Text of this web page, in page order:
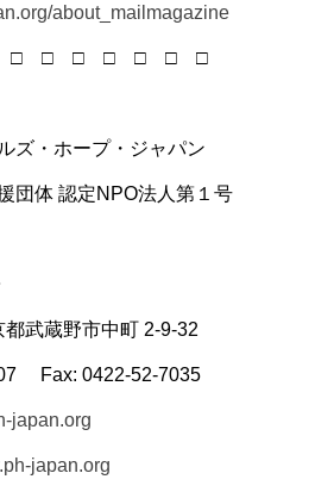
about_mailmagazine
□ □ □ □ □ □
・ホープ・ジャパン
体 認定NPO法人第１号
武蔵野市中町 2-9-32
Fax: 0422-52-7035
japan.org
japan.org